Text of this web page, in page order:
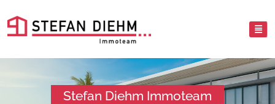
Stefan Diehm Immoteam